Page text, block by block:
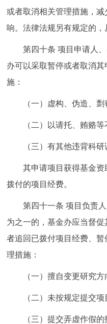
或者取消相关管理措施，
响。法律法规另有规定的，
第四十条 项目申请人
办可以采取暂停或者取消
施：
（一）虚构、伪造、剽
（二）以请托、贿赂等
（三）有其他违背科研
其申请项目获得基金资
拨付的项目经费。
第四十一条 项目负责
为之一的，基金办应当督
者追回已拨付项目经费、
理措施：
（一）擅自变更研究方
（二）未按规定提交项
（三）提交弄虚作假的